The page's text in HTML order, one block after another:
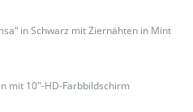
in Schwarz mit Ziernähten in Mint
mit 10"-HD-Farbbildschirm